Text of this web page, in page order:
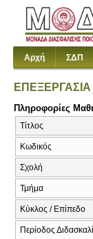
Αρχή ΣΔΠ
Πληροφορίες
Τίτλος
Κωδικός
Σχολή
Τμήμα
Κύκλος / Επίπεδο
Περίοδος